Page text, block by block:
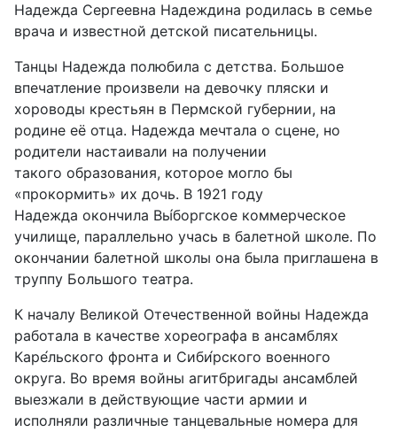
Надежда Сергеевна Надеждина родилась в семье
врача и известной детской писательницы.
Танцы Надежда полюбила с детства. Большое
впечатление произвели на девочку пляски и
хороводы крестьян в Пермской губернии, на
родине её отца. Надежда мечтала о сцене, но
родители настаивали на получении
такого образования, которое могло бы
«прокормить» их дочь. В 1921 году
Надежда окончила Вы́боргское коммерческое
училище, параллельно учась в балетной школе. По
окончании балетной школы она была приглашена в
труппу Большого театра.
К началу Великой Отечественной войны Надежда
работала в качестве хореографа в ансамблях
Каре́льского фронта и Сиби́рского военного
округа. Во время войны агитбригады ансамблей
выезжали в действующие части армии и
исполняли различные танцевальные номера для